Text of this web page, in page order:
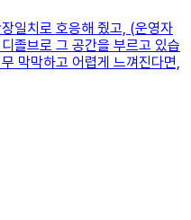
일치로 호응해 줬고, (운영자
졸브로 그 공간을 부르고 있습
막막하고 어렵게 느껴진다면,